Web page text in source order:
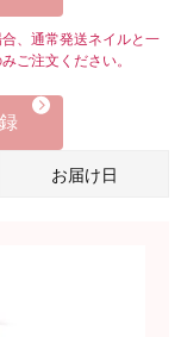
、通常発送ネイルと一
ご注文ください。
お届け日